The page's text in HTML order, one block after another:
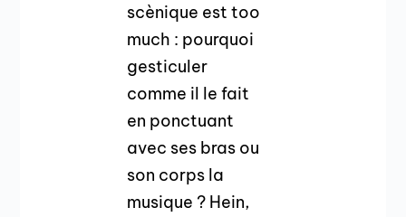
scènique est too
much : pourquoi
gesticuler
comme il le fait
en ponctuant
avec ses bras ou
son corps la
musique ? Hein,